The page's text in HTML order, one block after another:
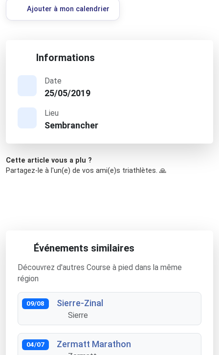
Ajouter à mon calendrier
Informations
Date
25/05/2019
Lieu
Sembrancher
Cette article vous a plu ?
Partagez-le à l'un(e) de vos ami(e)s triathlètes. 🙏
Événements similaires
Découvrez d'autres Course à pied dans la même
région
09/08 Sierre-Zinal
Sierre
04/07 Zermatt Marathon